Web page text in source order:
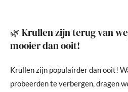
🌿 Krullen zijn terug van
mooier dan ooit!
Krullen zijn populairder dan ooit!
probeerden te verbergen, dragen